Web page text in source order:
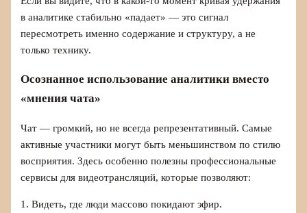
в аналитике стабильно «падает» — это сигнал
пересмотреть именно содержание и структуру, а не
только технику.
Осознанное использование аналитики вместо
«мнения чата»
Чат — громкий, но не всегда репрезентативный. Самые
активные участники могут быть меньшинством по стилю
восприятия. Здесь особенно полезны профессиональные
сервисы для видеотрансляций, которые позволяют:
1. Видеть, где люди массово покидают эфир.